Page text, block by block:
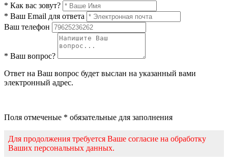
* Как вас зовут?
* Ваш Email для ответа
Ваш телефон
* Ваш вопрос?
Ответ на Ваш вопрос будет выслан на указанный вами
электронный адрес.
Поля отмеченые * обязательные для заполнения
Для продолжения требуется Ваше согласие на обработку
Ваших персональных данных.